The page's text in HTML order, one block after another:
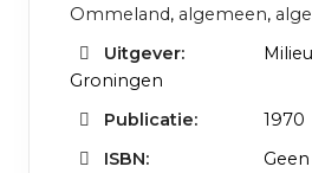
Ommeland, algemeen,
Uitgever:
Groningen
Publicatie:
1970
ISBN:
Geen